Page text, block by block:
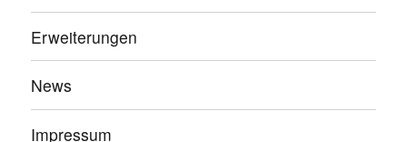
Erweiterungen
News
Impressum